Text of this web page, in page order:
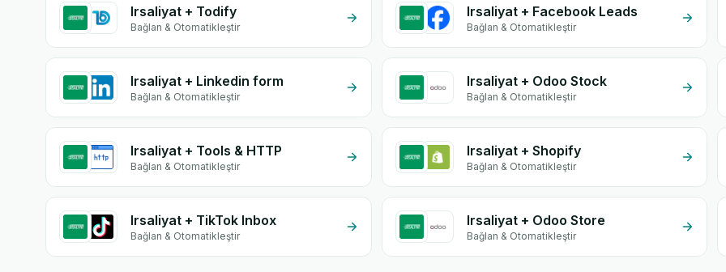
Irsaliyat + Todify
Bağlan & Otomatikleştir
Irsaliyat + Facebook Leads
Bağlan & Otomatikleştir
Irsaliyat + Linkedin form
Bağlan & Otomatikleştir
Irsaliyat + Odoo Stock
Bağlan & Otomatikleştir
Irsaliyat + Tools & HTTP
Bağlan & Otomatikleştir
Irsaliyat + Shopify
Bağlan & Otomatikleştir
Irsaliyat + TikTok Inbox
Bağlan & Otomatikleştir
Irsaliyat + Odoo Store
Bağlan & Otomatikleştir